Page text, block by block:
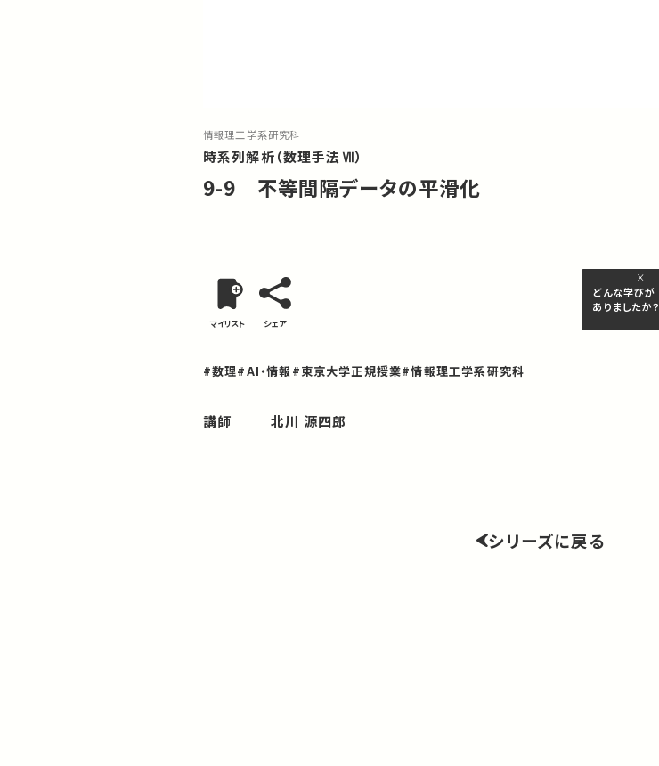
情報理工学系研究科
時系列解析（数理手法Ⅶ）
9-9 不等間隔データの平滑化
マイリスト シェア
どんな学びが
ありましたか？
#数理#AI・情報 #東京大学正規授業#情報理工学系研究科
講師 北川 源四郎
シリーズに戻る